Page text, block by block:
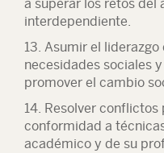
a superar los retos del
interdependiente.
13. Asumir el
necesidades sociales
promover el cambio
14. Resolver conflictos
conformidad a
académico y de su